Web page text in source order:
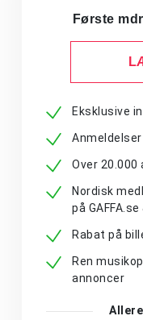
Første
Eksklusive
Over
Nordisk
på GAFFA.se
Rabat på
Ren
annoncer